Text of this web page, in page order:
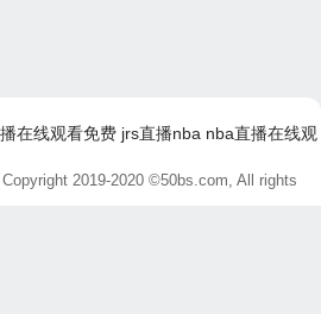
在线观看免费 jrs直播nba nba直播在线观
Copyright 2019-2020 ©50bs.com, All rights